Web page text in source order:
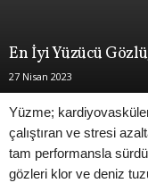
En İyi Yüzücü
27 Nisan 2023
Yüzme;
çalıştıran ve stresi
tam performansla
gözleri klor ve deniz